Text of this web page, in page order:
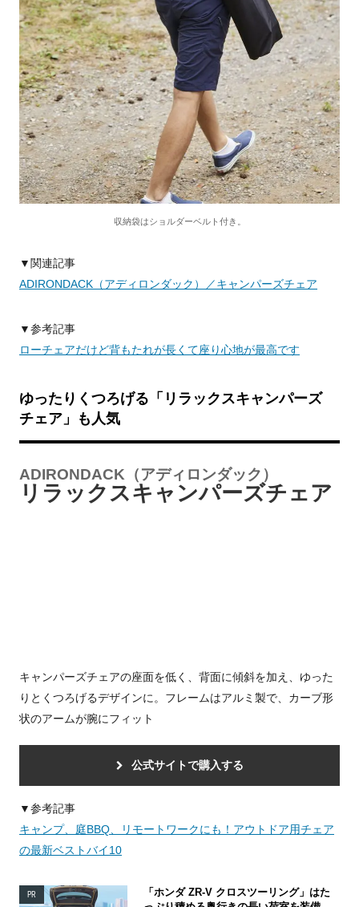
収納袋はショルダーベルト付き。
▼関連記事
ADIRONDACK（アディロンダック）／キャンパーズチェア
▼参考記事
ローチェアだけど背もたれが長くて座り心地が最高です
ゆったりくつろげる「リラックスキャンパーズ
チェア」も人気
ADIRONDACK（アディロンダック）
リラックスキャンパーズチェア
キャンパーズチェアの座面を低く、背面に傾斜を加え、ゆった
りとくつろげるデザインに。フレームはアルミ製で、カーブ形
状のアームが腕にフィット
公式サイトで購入する
▼参考記事
キャンプ、庭BBQ、リモートワークにも！アウトドア用チェア
の最新ベストバイ10
PR
「ホンダ ZR-V クロスツーリング」はた